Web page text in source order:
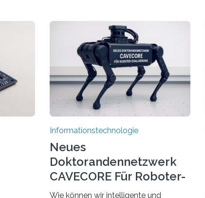
Informationstechnologie
Neues
Doktorandennetzwerk
CAVECORE Für Roboter-
Evaluierung
Wie können wir intelligente und